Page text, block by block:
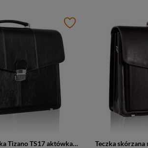
Teczka skórzana męska Tizano TS17 aktówka na laptopa dokumenty A4 czarna